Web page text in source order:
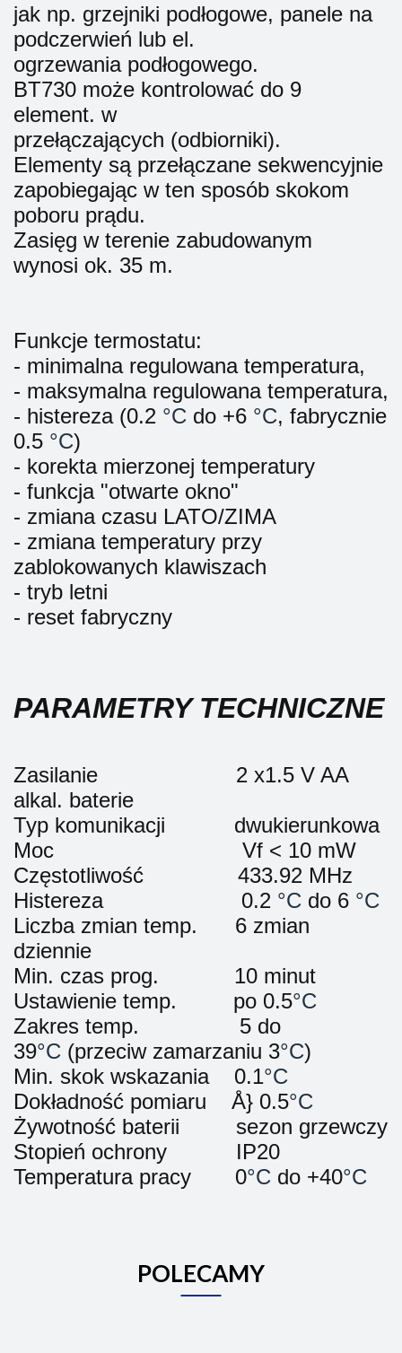
jak np. grzejniki podłogowe, panele na
podczerwień lub el.
ogrzewania podłogowego.
BT730 może kontrolować do 9
element. w
przełączających (odbiorniki).
Elementy są przełączane sekwencyjnie
zapobiegając w ten sposób skokom
poboru prądu.
Zasięg w terenie zabudowanym
wynosi ok. 35 m.
Funkcje termostatu:
- minimalna regulowana temperatura,
- maksymalna regulowana temperatura,
- histereza (0.2 °C do +6 °C, fabrycznie
0.5 °C)
- korekta mierzonej temperatury
- funkcja "otwarte okno"
- zmiana czasu LATO/ZIMA
- zmiana temperatury przy
zablokowanych klawiszach
- tryb letni
- reset fabryczny
PARAMETRY TECHNICZNE
Zasilanie
2 x1.5 V AA
alkal. baterie
Typ komunikacji
dwukierunkowa
Moc
Vf < 10 mW
Częstotliwość
433.92 MHz
Histereza
0.2 °C do 6 °C
Liczba zmian temp.
6 zmian
dziennie
Min. czas prog.
10 minut
Ustawienie temp.
po 0.5°C
Zakres temp.
5 do
39°C (przeciw zamarzaniu 3°C)
Min. skok wskazania
0.1°C
Dokładność pomiaru
Å} 0.5°C
Żywotność baterii
sezon grzewczy
Stopień ochrony
IP20
Temperatura pracy
0°C do +40°C
POLECAMY